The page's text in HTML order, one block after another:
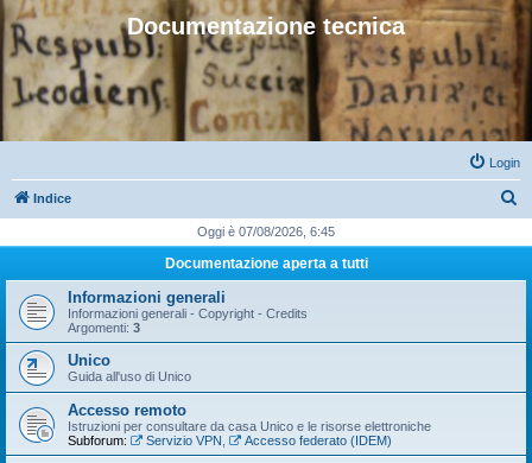
Documentazione tecnica
Login
Indice
c
Oggi è 07/08/2026, 6:45
Documentazione aperta a tutti
Informazioni generali
Informazioni generali - Copyright - Credits
Argomenti: 3
Unico
Guida all'uso di Unico
Accesso remoto
Istruzioni per consultare da casa Unico e le risorse elettroniche
Subforum:
Servizio VPN Accesso federato (IDEM)